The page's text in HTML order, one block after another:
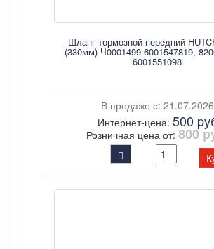
Шланг тормозной передний
(330мм) Ч0001499 6001547819,
6001551098
В продаже с: 21.07.2026
Интернет-цена: 500
Розничная цена от: 800